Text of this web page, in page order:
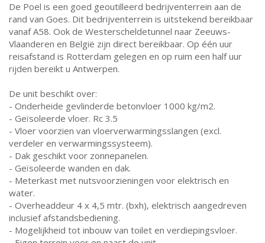
De Poel is een goed geoutilleerd bedrijventerrein aan de
rand van Goes. Dit bedrijventerrein is uitstekend bereikbaar
vanaf A58. Ook de Westerscheldetunnel naar Zeeuws-
Vlaanderen en België zijn direct bereikbaar. Op één uur
reisafstand is Rotterdam gelegen en op ruim een half uur
rijden bereikt u Antwerpen.
De unit beschikt over:
- Onderheide gevlinderde betonvloer 1000 kg/m2.
- Geïsoleerde vloer. Rc 3.5
- Vloer voorzien van vloerverwarmingsslangen (excl.
verdeler en verwarmingssysteem).
- Dak geschikt voor zonnepanelen.
- Geïsoleerde wanden en dak.
- Meterkast met nutsvoorzieningen voor elektrisch en
water.
- Overheaddeur 4 x 4,5 mtr. (bxh), elektrisch aangedreven
inclusief afstandsbediening.
- Mogelijkheid tot inbouw van toilet en verdiepingsvloer.